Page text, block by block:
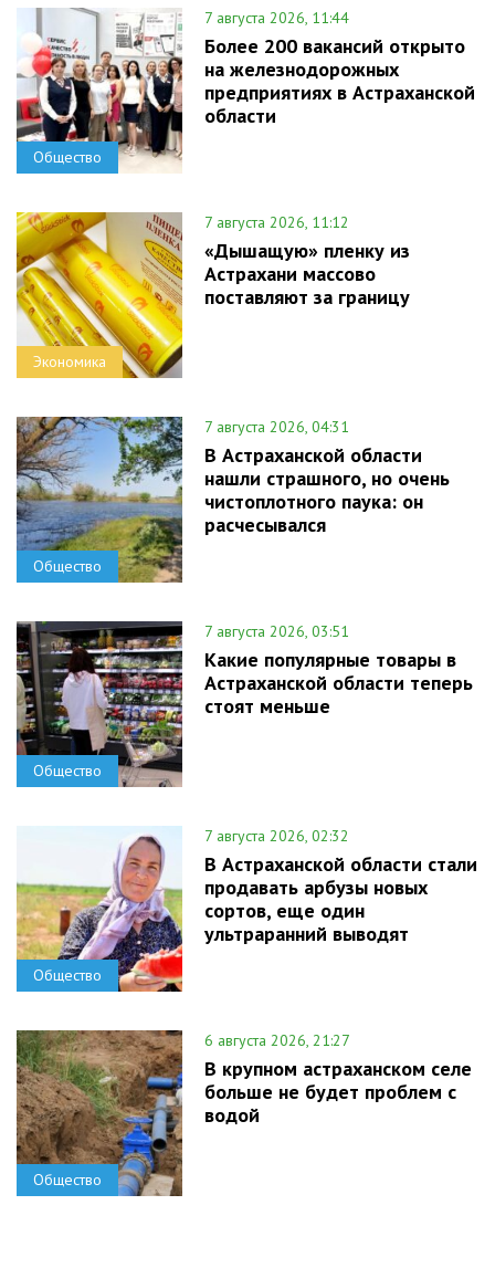
Общество
7 августа 2026, 11:44
Более 200 вакансий открыто
на железнодорожных
предприятиях в Астраханской
области
Экономика
7 августа 2026, 11:12
«Дышащую» пленку из
Астрахани массово
поставляют за границу
Общество
7 августа 2026, 04:31
В Астраханской области
нашли страшного, но очень
чистоплотного паука: он
расчесывался
Общество
7 августа 2026, 03:51
Какие популярные товары в
Астраханской области теперь
стоят меньше
Общество
7 августа 2026, 02:32
В Астраханской области стали
продавать арбузы новых
сортов, еще один
ультраранний выводят
Общество
6 августа 2026, 21:27
В крупном астраханском селе
больше не будет проблем с
водой